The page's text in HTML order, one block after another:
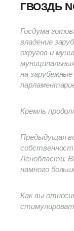
ГВОЗДЬ
Госдума
владение
округов и
на
Кремль
Предыдущая
Ленобласти.
намного
Как вы